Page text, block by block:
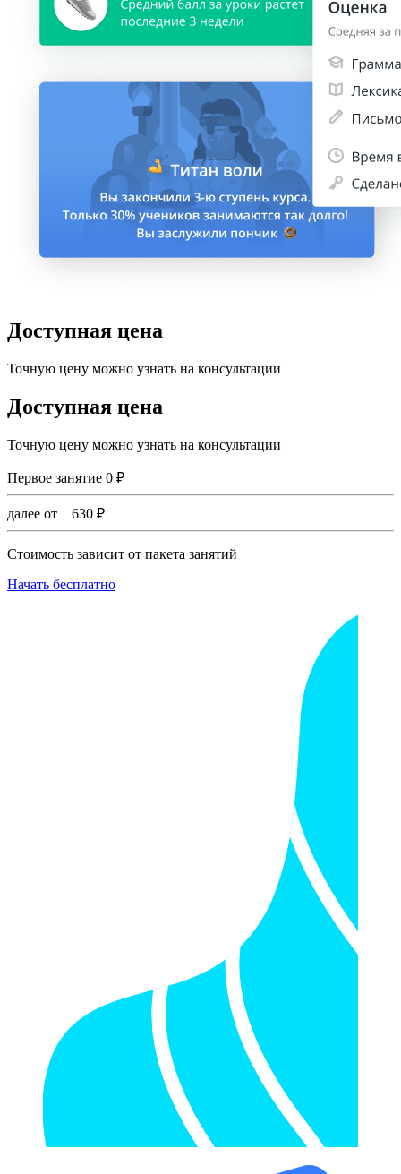
Доступная цена
Точную цену можно узнать на консультации
Доступная цена
Точную цену можно узнать на консультации
Первое занятие 0 ₽
далее от 630 ₽
Стоимость зависит от пакета занятий
Начать бесплатно